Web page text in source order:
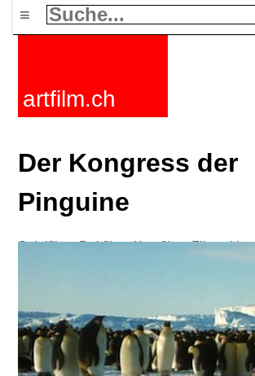
≡
artfilm.ch
Der Kongress der
Pinguine
Spielfilme Dokfilme Kurzfilme Filmzyklen
216.73.217.80